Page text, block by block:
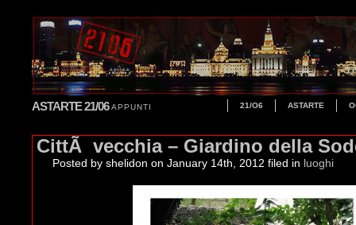
ASTARTE 21/06 APPUNTI 21/O6 ASTARTE
CittÃ vecchia – Giardino della
Posted by shelidon on January 14th, 2012 filed in luoghi